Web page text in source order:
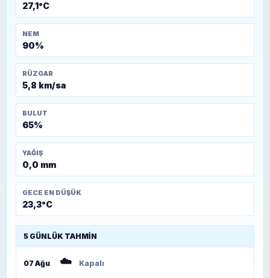
27,1°C
NEM
90%
RÜZGAR
5,8 km/sa
BULUT
65%
YAĞIŞ
0,0 mm
GECE EN DÜŞÜK
23,3°C
5 GÜNLÜK TAHMIN
07 Ağu ☁️ Kapalı